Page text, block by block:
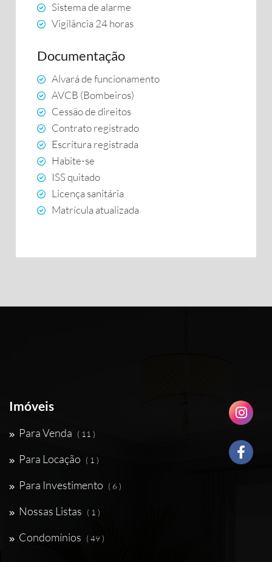
Sistema de alarme
Vigilância 24 horas
Documentação
Alvará de funcionamento
AVCB (Bombeiros)
Cessão de direitos
Contrato registrado
Escritura registrada
Habite-se
ISS quitado
Licença sanitária
Matrícula atualizada
Imóveis
Para Venda ( 11 )
Para Locação ( 1 )
Para Investimento ( 6 )
Nossas Listas ( 1 )
Condomínios ( 49 )